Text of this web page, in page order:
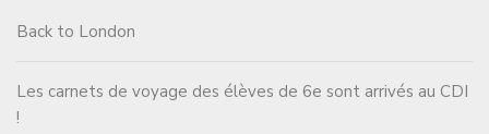
Back to London
Les carnets de voyage des élèves de 6e sont arrivés au CDI
!